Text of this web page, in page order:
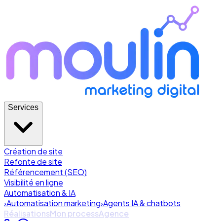
Services
Création de site
Refonte de site
Référencement (SEO)
Visibilité en ligne
Automatisation & IA
›Automatisation marketing›Agents IA & chatbots
RéalisationsMon processAgence